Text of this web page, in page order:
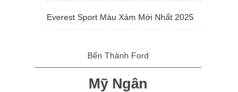
Everest Sport Màu Xám Mới Nhất 2025
Bến Thành Ford
Mỹ Ngân